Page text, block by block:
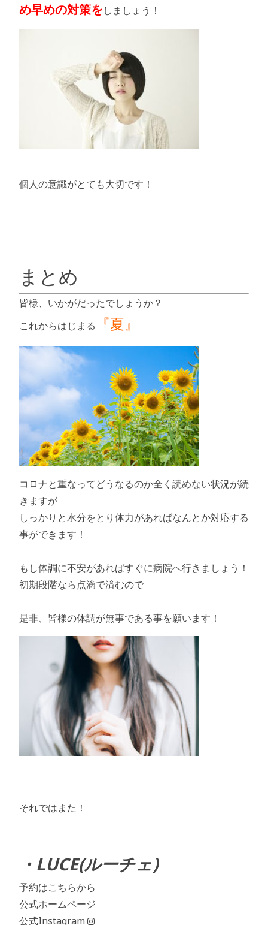
め早めの対策をしましょう！
個人の意識がとても大切です！
まとめ
皆様、いかがだったでしょうか？
これからはじまる
『夏』
コロナと重なってどうなるのか全く読めない状況が続
きますが
しっかりと水分をとり体力があればなんとか対応する
事ができます！
もし体調に不安があればすぐに病院へ行きましょう！
初期段階なら点滴で済むので
是非、皆様の体調が無事である事を願います！
それではまた！
・LUCE(ルーチェ)
予約はこちらから
公式ホームページ
公式Instagram